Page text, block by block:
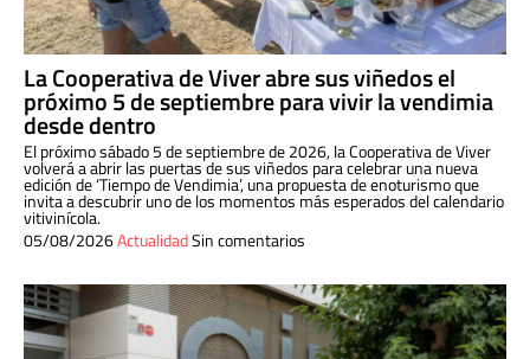
La Cooperativa de Viver abre sus viñedos el
próximo 5 de septiembre para vivir la vendimia
desde dentro
El próximo sábado 5 de septiembre de 2026, la Cooperativa de Viver
volverá a abrir las puertas de sus viñedos para celebrar una nueva
edición de ‘Tiempo de Vendimia’, una propuesta de enoturismo que
invita a descubrir uno de los momentos más esperados del calendario
vitivinícola.
05/08/2026ActualidadSin comentarios